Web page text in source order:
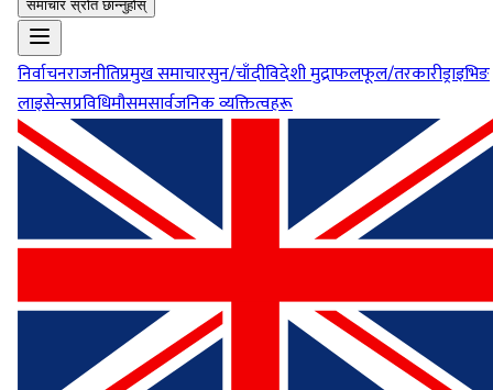
समाचार स्रोत छान्नुहोस्
निर्वाचनराजनीतिप्रमुख समाचारसुन/चाँदीविदेशी मुद्राफलफूल/तरकारीड्राइभिङ
लाइसेन्सप्रविधिमौसमसार्वजनिक व्यक्तित्वहरू